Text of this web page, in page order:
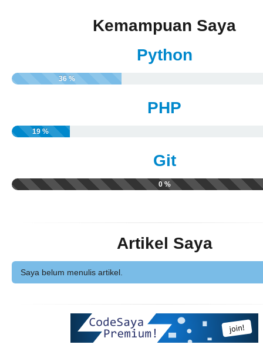
Kemampuan Saya
Python
36 %
PHP
19 %
Git
0 %
Artikel Saya
Saya belum menulis artikel.